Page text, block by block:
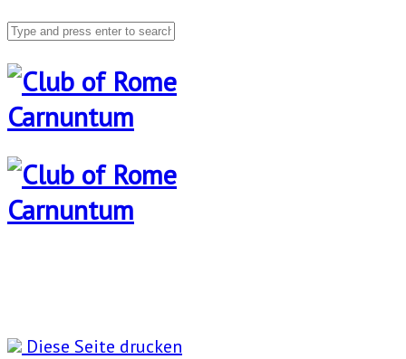
Diese Seite drucken